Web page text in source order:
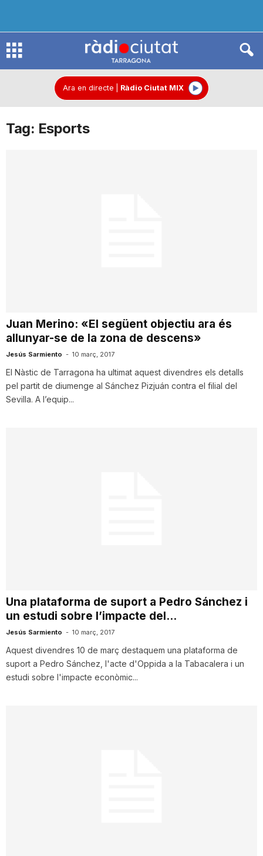
R
d
t
a
r
r
Ara en directe Ràdio Ciutat MIX
Tag: Esports
Juan Merino: «El següent objectiu ara és
allunyar-se de la zona de descens»
Jesús Sarmiento - 10 març, 2017
El Nàstic de Tarragona ha ultimat aquest divendres els detalls
pel partit de diumenge al Sánchez Pizjuán contra el filial del
Sevilla. A l’equip...
Una plataforma de suport a Pedro Sánchez i
un estudi sobre l’impacte del...
Jesús Sarmiento - 10 març, 2017
Aquest divendres 10 de març destaquem una plataforma de
suport a Pedro Sánchez, l'acte d'Oppida a la Tabacalera i un
estudi sobre l'impacte econòmic...